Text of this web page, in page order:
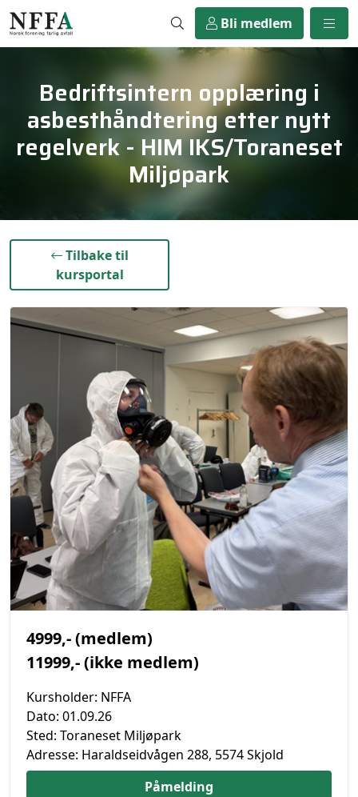
Bli medlem
Bedriftsintern opplæring i
asbesthåndtering etter nytt
regelverk - HIM IKS/Toraneset
Miljøpark
Tilbake til
kursportal
4999,- (medlem)
11999,- (ikke medlem)
Kursholder: NFFA
Dato: 01.09.26
Sted: Toraneset Miljøpark
Adresse: Haraldseidvågen 288, 5574 Skjold
Påmelding